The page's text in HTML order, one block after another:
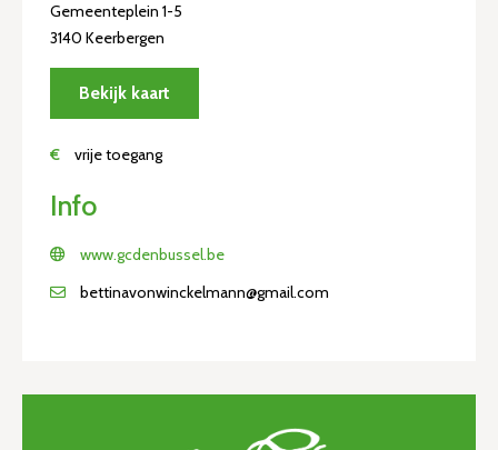
Gemeenteplein 1-5
3140 Keerbergen
Bekijk kaart
€ vrije toegang
Info
www.gcdenbussel.be
bettinavonwinckelmann@gmail.com